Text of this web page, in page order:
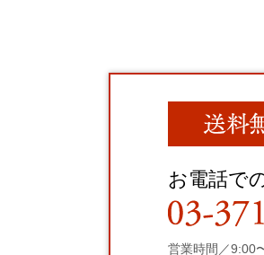
お電話で
営業時間／9:00